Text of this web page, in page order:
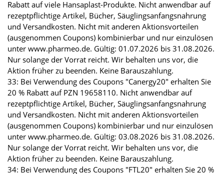
Rabatt auf viele Hansaplast-Produkte. Nicht anwendbar auf
rezeptpflichtige Artikel, Bücher, Säuglingsanfangsnahrung
und Versandkosten. Nicht mit anderen Aktionsvorteilen
(ausgenommen Coupons) kombinierbar und nur einzulösen
unter www.pharmeo.de. Gültig: 01.07.2026 bis 31.08.2026.
Nur solange der Vorrat reicht. Wir behalten uns vor, die
Aktion früher zu beenden. Keine Barauszahlung.
33: Bei Verwendung des Coupons "Canergy20" erhalten Sie
20 % Rabatt auf PZN 19658110. Nicht anwendbar auf
rezeptpflichtige Artikel, Bücher, Säuglingsanfangsnahrung
und Versandkosten. Nicht mit anderen Aktionsvorteilen
(ausgenommen Coupons) kombinierbar und nur einzulösen
unter www.pharmeo.de. Gültig: 03.08.2026 bis 31.08.2026.
Nur solange der Vorrat reicht. Wir behalten uns vor, die
Aktion früher zu beenden. Keine Barauszahlung.
34: Bei Verwendung des Coupons "FTL20" erhalten Sie 20 %